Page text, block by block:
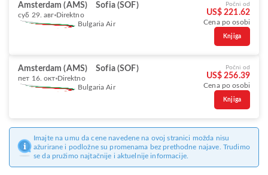
Amsterdam (AMS) Sofia (SOF)
суб 29. авг Direktno
Bulgaria Air
Počni od
US$ 221.62
Cena po osobi
Knjiga
Amsterdam (AMS) Sofia (SOF)
пет 16. окт Direktno
Bulgaria Air
Počni od
US$ 256.39
Cena po osobi
Knjiga
Imajte na umu da cene navedene na ovoj stranici možda nisu
ažurirane i podložne su promenama bez prethodne najave. Trudimo
se da pružimo najtačnije i aktuelnije informacije.